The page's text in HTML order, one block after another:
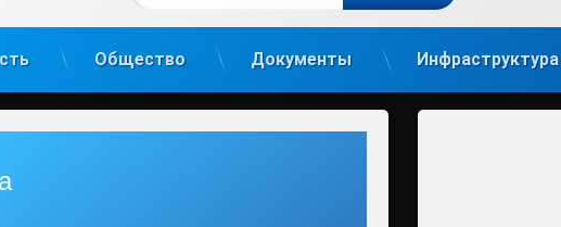
Общество Документы Инфраструктура